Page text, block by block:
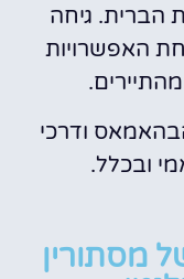
הברית. גיחה
האפשרויות
ודרכי
ובכלל.
מסתורין